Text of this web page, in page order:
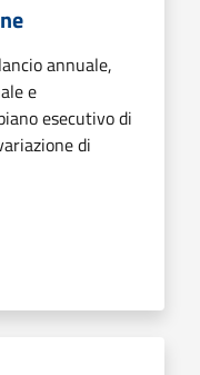
annuale,
e
esecutivo di
di